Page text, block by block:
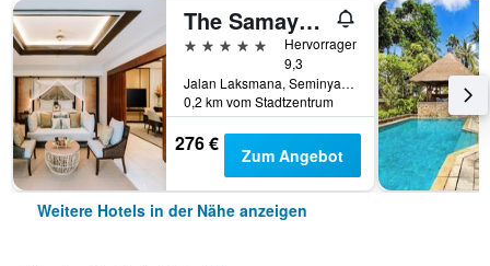
The Samaya Seminyak
5 Sterne
Hervorragend
9,3
Jalan Laksmana, Seminyak Beach, Kuta, Indonesien
0,2 km vom Stadtzentrum
276 € Zum Angebot
Weitere Hotels in der Nähe anzeigen